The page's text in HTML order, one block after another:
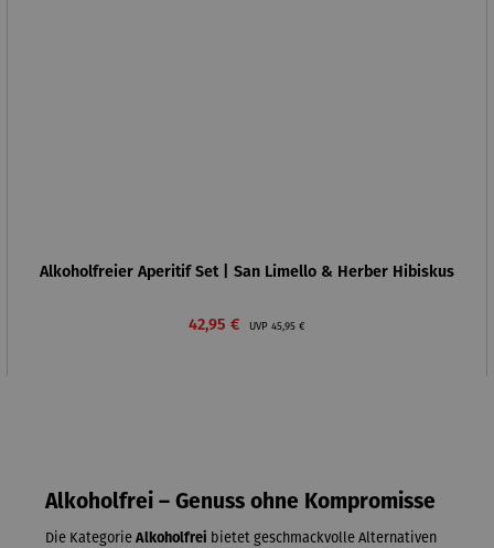
Alkoholfreier Aperitif Set | San Limello & Herber Hibiskus
Verkaufspreis:
42,95 € UVP Regulärer Preis:
45,95 €
Alkoholfrei – Genuss ohne Kompromisse
Die Kategorie Alkoholfrei bietet geschmackvolle Alternativen